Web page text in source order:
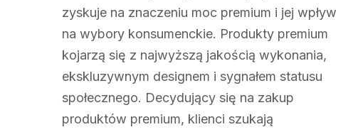
zyskuje na znaczeniu moc premium i jej wpływ
na wybory konsumenckie. Produkty premium
kojarzą się z najwyższą jakością wykonania,
ekskluzywnym designem i sygnałem statusu
społecznego. Decydujący się na zakup
produktów premium, klienci szukają